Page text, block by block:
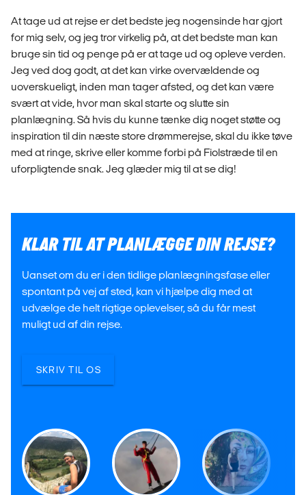
At tage ud at rejse er det bedste jeg nogensinde har gjort
for mig selv, og jeg tror virkelig på, at det bedste man kan
bruge sin tid og penge på er at tage ud og opleve verden.
Jeg ved dog godt, at det kan virke overvældende og
uoverskueligt, inden man tager afsted, og det kan være
svært at vide, hvor man skal starte og slutte sin
planlægning. Så hvis du kunne tænke dig noget støtte og
inspiration til din næste store drømmerejse, skal du ikke tøve
med at ringe, skrive eller komme forbi på Fiolstræde til en
uforpligtende snak. Jeg glæder mig til at se dig!
KLAR TIL AT PLANLÆGGE DIN REJSE?
Uanset om du er i den tidlige planlægningsfase eller
spontant på vej af sted, kan vi hjælpe dig med at
udvælge de helt rigtige oplevelser, så du får mest
muligt ud af din rejse.
SKRIV TIL OS